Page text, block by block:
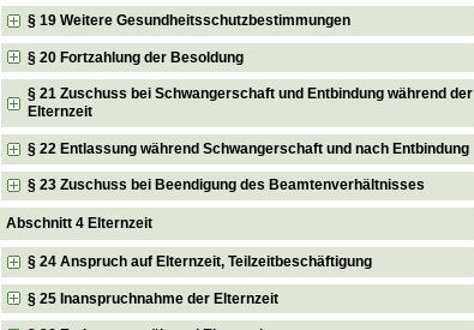
§ 19 Weitere Gesundheitsschutzbestimmungen
§ 20 Fortzahlung der Besoldung
§ 21 Zuschuss bei Schwangerschaft und Entbindung während der
Elternzeit
§ 22 Entlassung während Schwangerschaft und nach Entbindung
§ 23 Zuschuss bei Beendigung des Beamtenverhältnisses
Abschnitt 4 Elternzeit
§ 24 Anspruch auf Elternzeit, Teilzeitbeschäftigung
§ 25 Inanspruchnahme der Elternzeit